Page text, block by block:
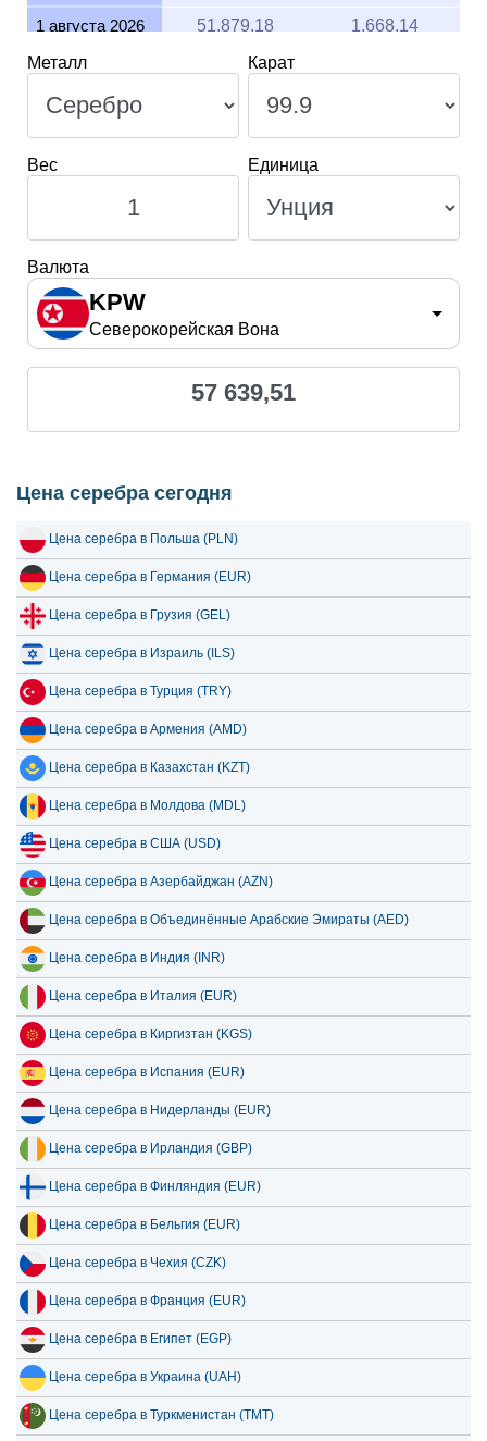
31 июля 2026 52,086.35 1,674.80
30 июля 2026 52,885.18
29 июля 2026 52,116.51
28 июля 2026 51,393.33 1,652.52
27 июля 2026 52,659.29 1,693.22
26 июля 2026 52,346.89
24 июля 2026
23 июля 2026 51,753.88
22 июля 2026 53,979.49 1,735.67
52,866.54
17 июля 2026 50,360.92 1,619.32
16 июля 2026 50,130.90 1,611.93
15 июля 2026 51,903.11 1,668.91
14 июля 2026 52,925.61 1,701.79
13 июля 2026 51,590.71 1,658.87
12 июля 2026 53,731.34 1,727.70
11 июля 2026 53,731.34 1,727.70
Металл Карат
57 639,51
Цена серебра в Польша (PLN)
Цена серебра в Германия (EUR)
Цена серебра в Грузия (GEL)
Цена серебра в Израиль (ILS)
Цена серебра в Турция (TRY)
Цена серебра в Армения (AMD)
Цена серебра в Казахстан (KZT)
Цена серебра в Молдова (MDL)
Цена серебра в США (USD)
Цена серебра в Азербайджан (AZN)
Цена серебра в Объединённые Арабские Эмираты (AED)
Цена серебра в Индия (INR)
Цена серебра в Италия (EUR)
Цена серебра в Киргизтан (KGS)
Цена серебра в Испания (EUR)
Цена серебра в Нидерланды (EUR)
Цена серебра в Ирландия (GBP)
Цена серебра в Финляндия (EUR)
Цена серебра в Бельгия (EUR)
Цена серебра в Чехия (CZK)
Цена серебра в Франция (EUR)
Цена серебра в Египет (EGP)
Цена серебра в Украина (UAH)
Цена серебра в Туркменистан (TMT)
Цена серебра в Европа (EUR)